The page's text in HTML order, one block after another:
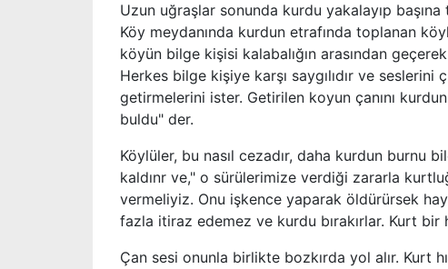
Uzun uğraşlar sonunda kurdu yakalayıp
Köy meydanında kurdun etrafında toplanan
köyün bilge kişisi kalabalığın arasından
Herkes bilge kişiye karşı saygılıdır ve
getirmelerini ister. Getirilen koyun çanını
buldu" der.
Köylüler, bu nasıl cezadır, daha kurdun burnu
kaldınr ve," o sürülerimize verdiği zararla
vermeliyiz. Onu işkence yaparak öldürürsek
fazla itiraz edemez ve kurdu bırakırlar. Kurt bir
Çan sesi onunla birlikte bozkırda yol alır. Kurt